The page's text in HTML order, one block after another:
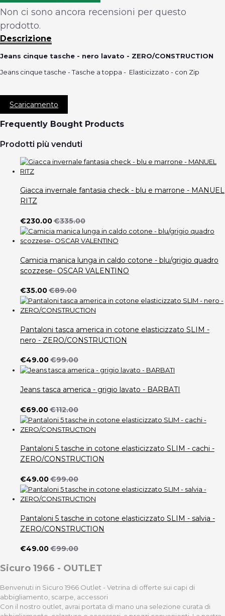
Non ci sono ancora recensioni per questo
prodotto.
Descrizione
Jeans cinque tasche - nero lavato - ZERO/CONSTRUCTION
Jeans cinque tasche - Tasche a toppa - Elasticizzato - con Zip
Scaricamento
Frequently Bought Products
Prodotti più venduti
Giacca invernale fantasia check - blu e marrone - MANUEL
RITZ
€230.00€335.00
Camicia manica lunga in caldo cotone - blu/grigio quadro
scozzese- OSCAR VALENTINO
€35.00€89.00
Pantaloni tasca america in cotone elasticizzato SLIM -
nero - ZERO/CONSTRUCTION
€49.00€99.00
Jeans tasca america - grigio lavato - BARBATI
€69.00€112.00
Pantaloni 5 tasche in cotone elasticizzato SLIM - cachi -
ZERO/CONSTRUCTION
€49.00€99.00
Pantaloni 5 tasche in cotone elasticizzato SLIM - salvia -
ZERO/CONSTRUCTION
€49.00€99.00
Sicuro 1966 - OUTLET
Benvenuti in Sicuro 1966 Outlet - Vetrina di offerte sui capi di
abbigliamento, scarpe, accessori
Con il nostro outlet, avrai portata di mano una selezione curata di